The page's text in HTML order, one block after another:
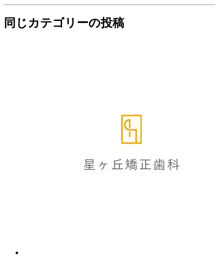
同じカテゴリーの投稿